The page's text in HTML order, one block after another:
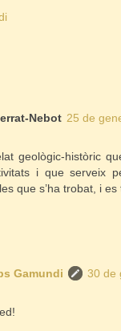
Nebot 25 de
geològic-històric
i que serveix
que s’ha trobat, i
Gamundi
30 de